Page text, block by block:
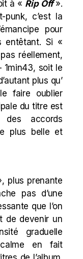
à « Rip Off».
punk, c’est la
pour
entêtant. Si «
réellement,
1min43, soit le
plus qu’
faire oublier
du titre est
des accords
plus belle et
plus prenante
pas d’une
que l’on
de devenir un
graduelle
en fait